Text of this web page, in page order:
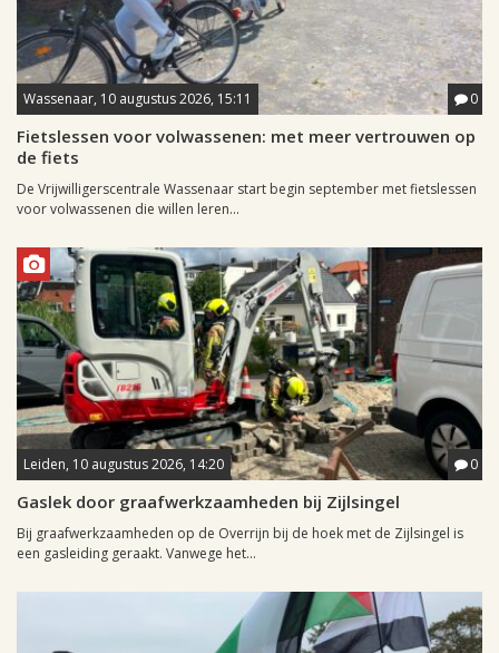
Wassenaar, 10 augustus 2026, 15:11 0
Fietslessen voor volwassenen: met meer vertrouwen op
de fiets
De Vrijwilligerscentrale Wassenaar start begin september met fietslessen
voor volwassenen die willen leren...
Leiden, 10 augustus 2026, 14:20 0
Gaslek door graafwerkzaamheden bij Zijlsingel
Bij graafwerkzaamheden op de Overrijn bij de hoek met de Zijlsingel is
een gasleiding geraakt. Vanwege het...